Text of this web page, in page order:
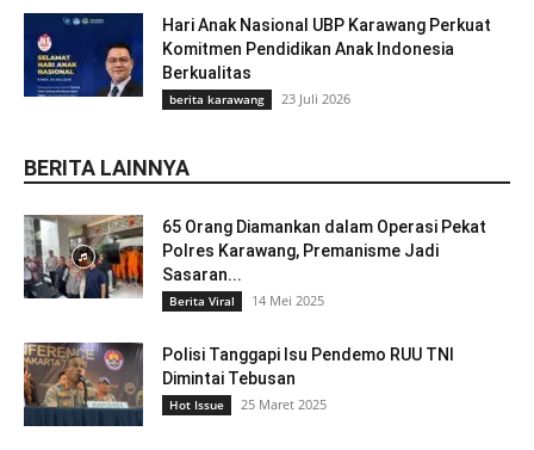
Hari Anak Nasional UBP Karawang Perkuat
Komitmen Pendidikan Anak Indonesia
Berkualitas
berita karawang 23 Juli 2026
BERITA LAINNYA
65 Orang Diamankan dalam Operasi Pekat
Polres Karawang, Premanisme Jadi
Sasaran...
Berita Viral 14 Mei 2025
Polisi Tanggapi Isu Pendemo RUU TNI
Dimintai Tebusan
Hot Issue 25 Maret 2025